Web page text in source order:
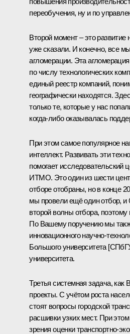
переобучения, ну и по
Второй момент – это развитие
уже сказали. И конечно, все
агломерации. Эта
по числу технологических
единый реестр компаний,
географически находятся.
только те, которые у нас
когда-либо оказывалась
При этом самое популярное
интеллект. Развивать эти
помогает исследовательский
ИТМО. Это один из шести
отборе отобраны, но в конце
мы провели ещё один отбор,
второй волны отбора,
По Вашему поручению мы
инновационного научно-
Большого университета
университета.
Третья системная задача, как
проекты. С учётом роста
стоят вопросы городской
расшивки узких мест. При
зрения оценки транспортно-